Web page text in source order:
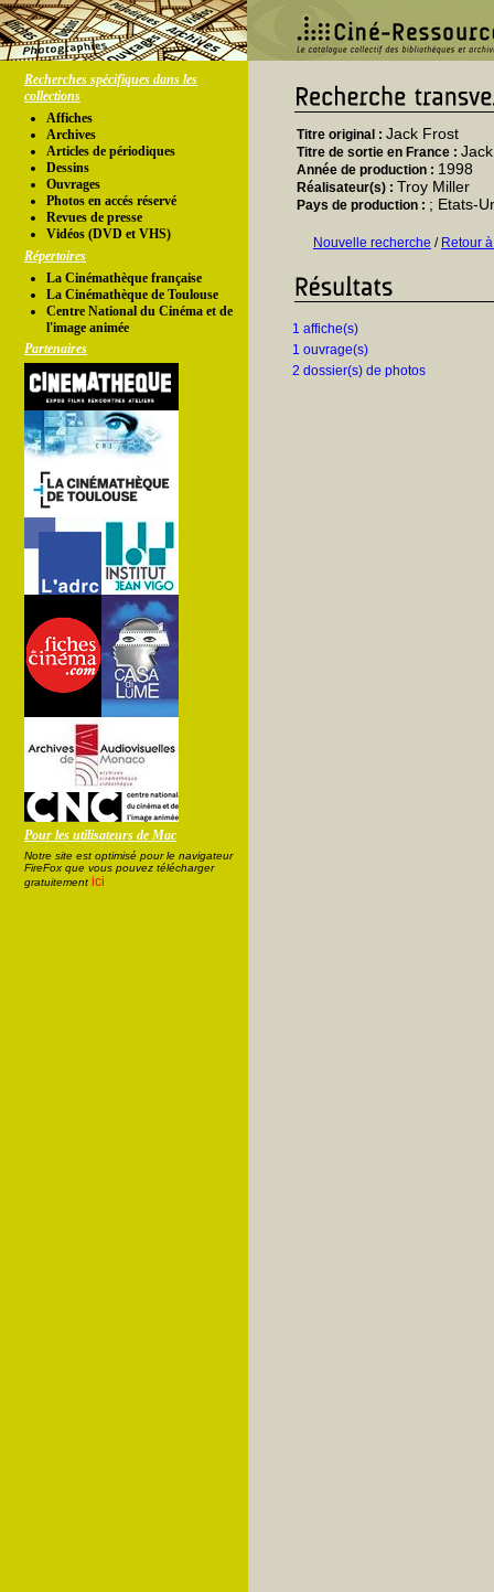
Recherches spécifiques dans les
collections
Affiches
Archives
Articles de périodiques
Dessins
Ouvrages
Photos en accés réservé
Revues de presse
Vidéos (DVD et VHS)
Répertoires
La Cinémathèque française
La Cinémathèque de Toulouse
Centre National du Cinéma et de
l'image animée
Partenaires
Pour les utilisateurs de Mac
Notre site est optimisé pour le navigateur
FireFox que vous pouvez télécharger
gratuitement ici
Titre original : Jack Frost
Titre de sortie en France :
Année de production : 1998
Réalisateur(s) : Troy Miller
Pays de production : ; Etats-
Nouvelle recherche / Retour
1 affiche(s)
1 ouvrage(s)
2 dossier(s) de photos